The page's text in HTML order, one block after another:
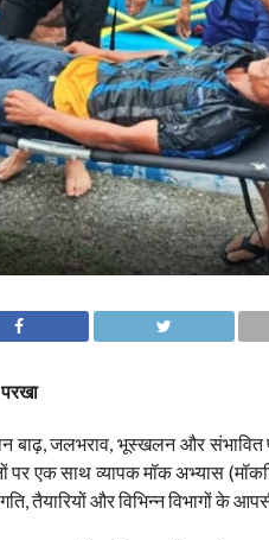
बाढ़, जलभराव, भूस्खलन और
पर एक साथ व्यापक मॉक अभ्यास
तैयारियों और विभिन्न विभागों के